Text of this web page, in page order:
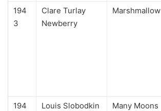
194
3
Clare Turlay
Newberry
Marshmallow
194
Louis Slobodkin Many Moons